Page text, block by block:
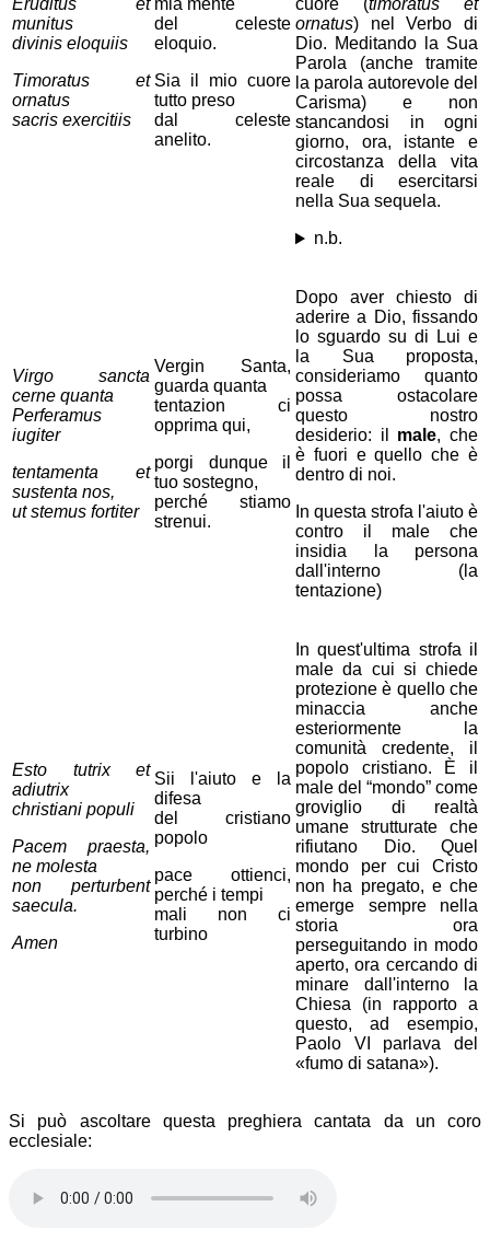
Eruditus et
munitus
divinis eloquiis
Timoratus et
ornatus
sacris exercitiis
mia mente
del celeste
eloquio.
Sia il mio cuore
tutto preso
dal celeste
anelito.
cuore (timoratus
et
ornatus) nel Verbo di
Dio. Meditando la Sua
Parola (anche tramite
la parola autorevole del
Carisma) e non
stancandosi in ogni
giorno, ora, istante e
circostanza della vita
reale di esercitarsi
nella Sua sequela.
n.b.
Virgo sancta
cerne quanta
Perferamus
iugiter
tentamenta et
sustenta nos,
ut stemus fortiter
Vergin Santa,
guarda quanta
tentazion ci
opprima qui,
porgi dunque il
tuo sostegno,
perché stiamo
strenui.
Dopo aver chiesto di
aderire a Dio, fissando
lo sguardo su di Lui e
la Sua proposta,
consideriamo quanto
possa ostacolare
questo nostro
desiderio: il male, che
è fuori e quello che è
dentro di noi.
In questa strofa l'aiuto è
contro il male che
insidia la persona
dall'interno (la
tentazione)
Esto tutrix et
adiutrix
christiani populi
Pacem praesta,
ne molesta
non perturbent
saecula.
Amen
Sii l'aiuto e la
difesa
del cristiano
popolo
pace ottienci,
perché i tempi
mali non ci
turbino
In quest'ultima strofa il
male da cui si chiede
protezione è quello che
minaccia anche
esteriormente la
comunità credente, il
popolo cristiano. È il
male del “mondo” come
groviglio di realtà
umane strutturate che
rifiutano Dio. Quel
mondo per cui Cristo
non ha pregato, e che
emerge sempre nella
storia ora
perseguitando in modo
aperto, ora cercando di
minare dall'interno la
Chiesa (in rapporto a
questo, ad esempio,
Paolo VI parlava del
fumo di satana ).
Si può ascoltare questa preghiera cantata da un coro
ecclesiale: